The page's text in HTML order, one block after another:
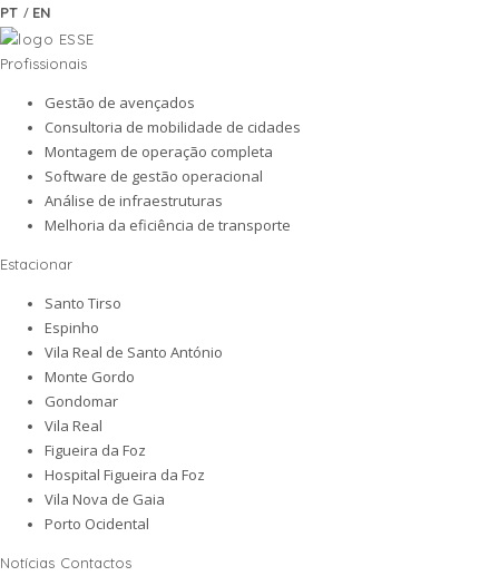
PT / EN
Profissionais
Gestão de avençados
Consultoria de mobilidade de cidades
Montagem de operação completa
Software de gestão operacional
Análise de infraestruturas
Melhoria da eficiência de transporte
Estacionar
Santo Tirso
Espinho
Vila Real de Santo António
Monte Gordo
Gondomar
Vila Real
Figueira da Foz
Hospital Figueira da Foz
Vila Nova de Gaia
Porto Ocidental
Notícias Contactos